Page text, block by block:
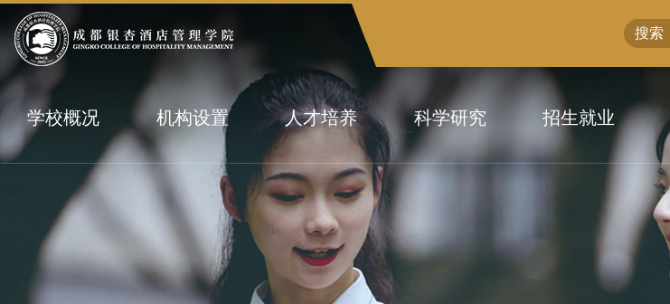
学校概况 机构设置 人才培养 科学研究 招生就业